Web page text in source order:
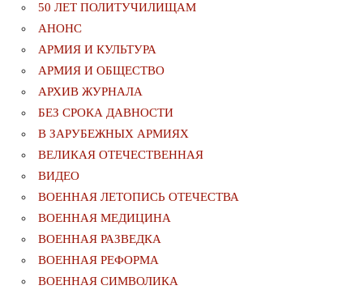
50 ЛЕТ ПОЛИТУЧИЛИЩАМ
АНОНС
АРМИЯ И КУЛЬТУРА
АРМИЯ И ОБЩЕСТВО
АРХИВ ЖУРНАЛА
БЕЗ СРОКА ДАВНОСТИ
В ЗАРУБЕЖНЫХ АРМИЯХ
ВЕЛИКАЯ ОТЕЧЕСТВЕННАЯ
ВИДЕО
ВОЕННАЯ ЛЕТОПИСЬ ОТЕЧЕСТВА
ВОЕННАЯ МЕДИЦИНА
ВОЕННАЯ РАЗВЕДКА
ВОЕННАЯ РЕФОРМА
ВОЕННАЯ СИМВОЛИКА